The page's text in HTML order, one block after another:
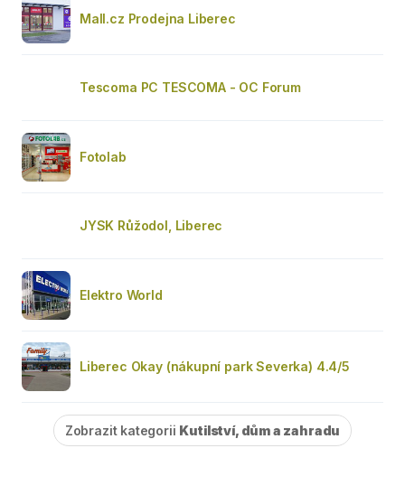
Mall.cz Prodejna Liberec
Tescoma PC TESCOMA - OC Forum
Fotolab
JYSK Růžodol, Liberec
Elektro World
Liberec Okay (nákupní park Severka) 4.4/5
Zobrazit kategorii Kutilství, dům a zahradu